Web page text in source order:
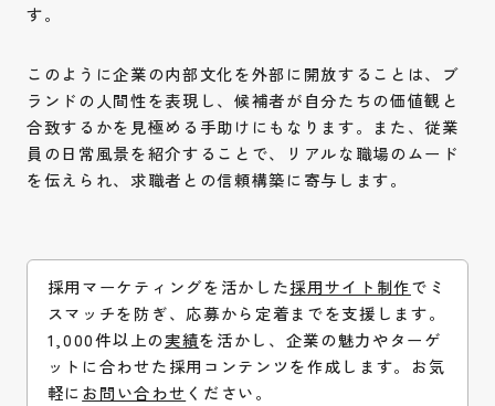
す。
このように企業の内部文化を外部に開放することは、ブ
ランドの人間性を表現し、候補者が自分たちの価値観と
合致するかを見極める手助けにもなります。また、従業
員の日常風景を紹介することで、リアルな職場のムード
を伝えられ、求職者との信頼構築に寄与します。
採用マーケティングを活かした採用サイト制作でミ
スマッチを防ぎ、応募から定着までを支援します。
1,000件以上の実績を活かし、企業の魅力やターゲ
ットに合わせた採用コンテンツを作成します。お気
軽に お問い合わせください。